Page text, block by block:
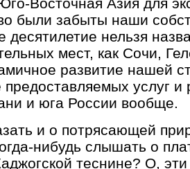
были забыты наши
десятилетие нельзя
мест, как Сочи,
развитие нашей
предоставляемых услуг
и юга России вообще.
и о потрясающей
нибудь слышать о
теснине? О,